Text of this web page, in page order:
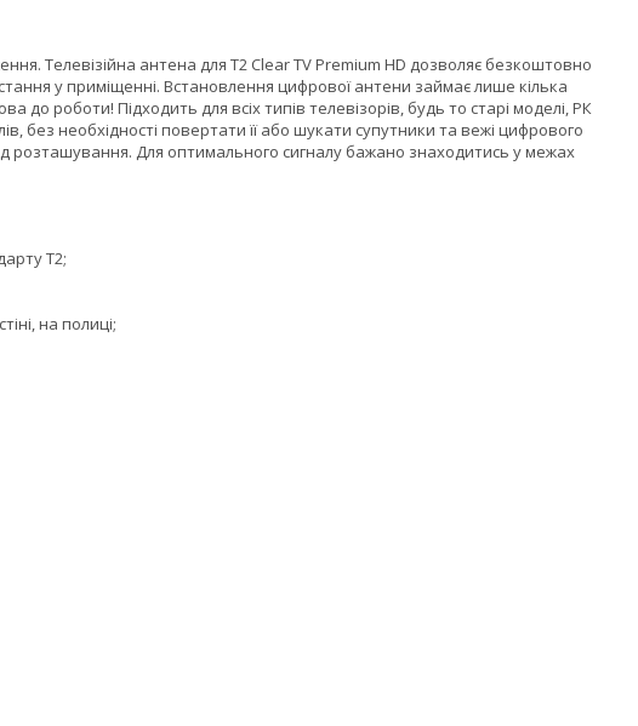
Телевізійна антена для T2 Clear TV Premium HD дозволяє безкоштовно
у приміщенні. Встановлення цифрової антени займає лише кілька
до роботи! Підходить для всіх типів телевізорів, будь то старі моделі, РК
необхідності повертати її або шукати супутники та вежі цифрового
розташування. Для оптимального сигналу бажано знаходитись у межах
Т2;
на полиці;